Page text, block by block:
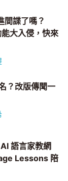
諜了嗎？
大入侵，快來
？改版傳聞一
語言家教網
Lessons 陪